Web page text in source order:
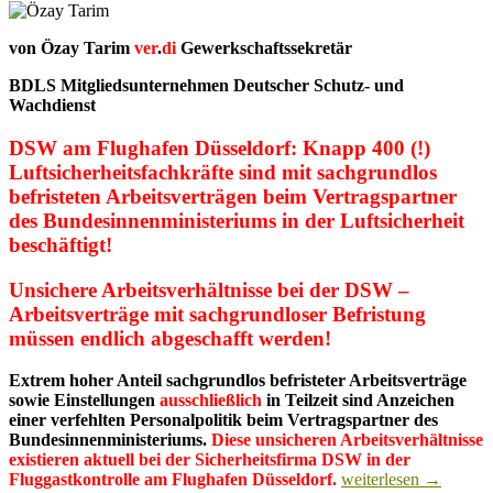
von Özay Tarim ver.di Gewerkschaftssekretär
BDLS Mitgliedsunternehmen Deutscher Schutz- und
Wachdienst
DSW am Flughafen Düsseldorf: Knapp 400 (!)
Luftsicherheitsfachkräfte sind mit sachgrundlos
befristeten Arbeitsverträgen beim Vertragspartner
des Bundesinnenministeriums in der Luftsicherheit
beschäftigt!
Unsichere Arbeitsverhältnisse bei der DSW –
Arbeitsverträge mit sachgrundloser Befristung
müssen endlich abgeschafft werden!
Extrem hoher Anteil sachgrundlos befristeter Arbeitsverträge
sowie Einstellungen ausschließlich in Teilzeit sind Anzeichen
einer verfehlten Personalpolitik beim Vertragspartner des
Bundesinnenministeriums. Diese unsicheren Arbeitsverhältnisse
existieren aktuell bei der Sicherheitsfirma DSW in der
Fluggastkontrolle am Flughafen Düsseldorf. DSW
weiterlesen →